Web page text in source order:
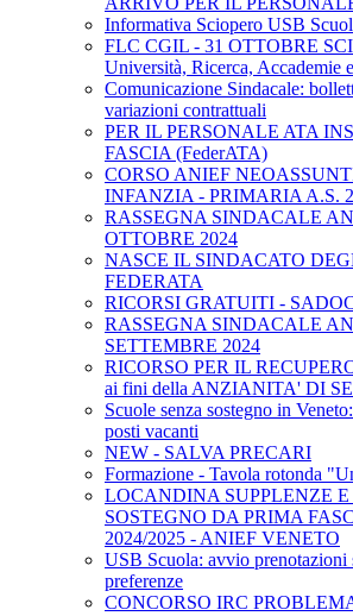
Informativa Sciopero USB
FLC CGIL - 31 OTTOBRE
Università, Ricerca, Accademie
Comunicazione Sindacale:
variazioni contrattuali
PER IL PERSONALE ATA
FASCIA (FederATA)
CORSO ANIEF
INFANZIA - PRIMARIA A.S.
RASSEGNA SINDACALE
OTTOBRE 2024
NASCE IL SINDACATO
FEDERATA
RICORSI GRATUITI -
RASSEGNA SINDACALE
SETTEMBRE 2024
RICORSO PER IL
ai fini della ANZIANITA' DI
Scuole senza sostegno in
posti vacanti
NEW - SALVA PRECARI
Formazione - Tavola rotonda
LOCANDINA SUPPLENZE E
SOSTEGNO DA PRIMA
2024/2025 - ANIEF VENETO
USB Scuola: avvio prenotazioni
preferenze
CONCORSO IRC